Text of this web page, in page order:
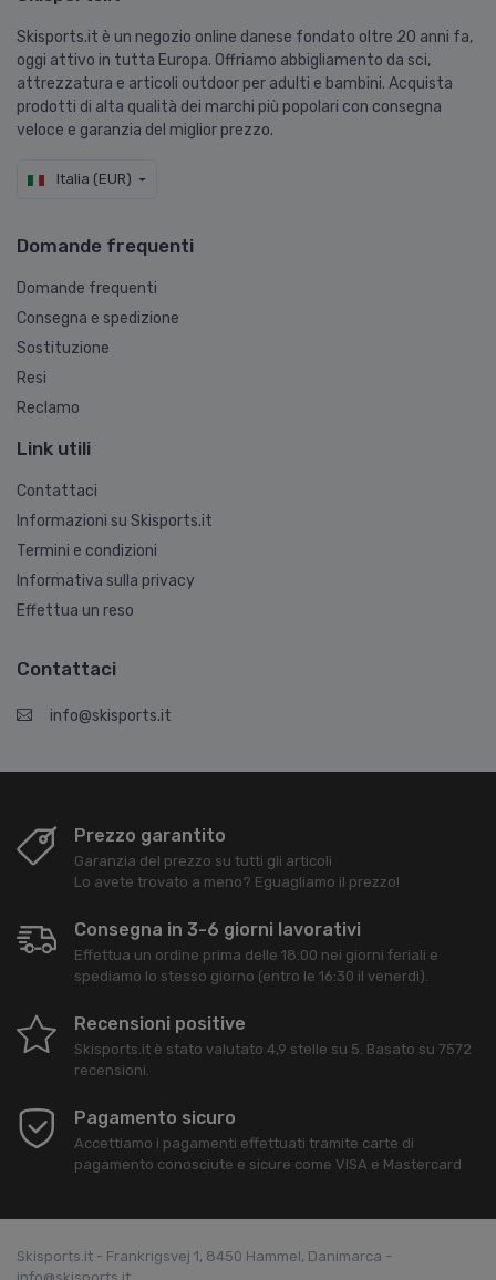
Skisports.it è un negozio online danese fondato oltre 20 anni fa,
oggi attivo in tutta Europa. Offriamo abbigliamento da sci,
attrezzatura e articoli outdoor per adulti e bambini. Acquista
prodotti di alta qualità dei marchi più popolari con consegna
veloce e garanzia del miglior prezzo.
Italia (EUR)
Domande frequenti
Domande frequenti
Consegna e spedizione
Sostituzione
Resi
Reclamo
Link utili
Contattaci
Informazioni su Skisports.it
Termini e condizioni
Informativa sulla privacy
Effettua un reso
Contattaci
info@skisports.it
Prezzo garantito
Garanzia del prezzo su tutti gli articoli
Lo avete trovato a meno? Eguagliamo il prezzo!
Consegna in 3-6 giorni lavorativi
Effettua un ordine prima delle 18:00 nei giorni feriali e
spediamo lo stesso giorno (entro le 16:30 il venerdì).
Recensioni positive
Skisports.it è stato valutato 4,9 stelle su 5. Basato su 7572
recensioni.
Pagamento sicuro
Accettiamo i pagamenti effettuati tramite carte di
pagamento conosciute e sicure come VISA e Mastercard
Skisports.it - Frankrigsvej 1, 8450 Hammel, Danimarca -